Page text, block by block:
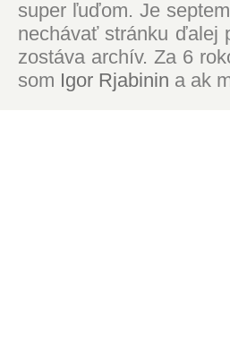
super ľuďom. Je
nechávať stránku ďalej
zostáva archív. Za 6
som Igor Rjabinin a ak